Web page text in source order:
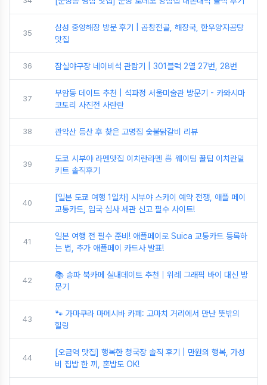
35
삼성 중앙해장 방문 후기 | 곱창전골, 해장국, 한우양지곰탕
맛집
36 잠실야구장 네이비석 관람기 | 301블럭 2열 27번, 28번
37
부암동 데이트 추천 | 석파정 서울미술관 방문기 - 카와시마
코토리 사진전 사란란
38 관악산 등산 후 찾은 고명집 숯불닭갈비 리뷰
39
도쿄 시부야 라멘맛집 이치란라멘 🍜 웨이팅 꿀팁 이치란밀
키트 솔직후기
40
[일본 도쿄 여행 1일차] 시부야 스카이 예약 전쟁, 애플 페이
교통카드, 입국 심사 세관 신고 필수 사이트!
41
일본 여행 전 필수 준비! 애플페이로 Suica 교통카드 등록하
는 법, 추가 애플페이 카드사 발표!
42
📚 송파 북카페 실내데이트 추천｜위례 그래픽 바이 대신 방
문기
43
🐾 가마쿠라 마메시바 카페: 고마치 거리에서 만난 뜻밖의
힐링
44
[오금역 맛집] 행복한 청국장 솔직 후기 | 만원의 행복, 가성
비 집밥 한 끼, 혼밥도 OK!